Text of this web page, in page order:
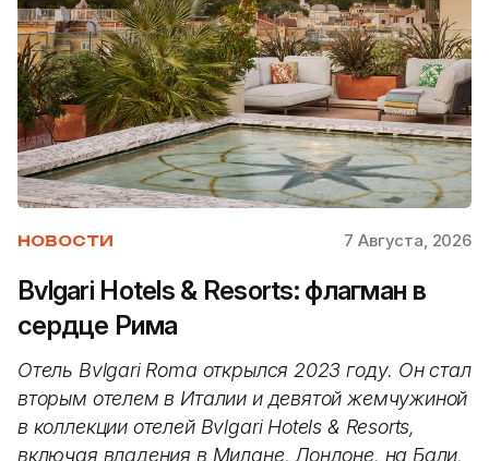
НОВОСТИ 7 Августа, 2026
Bvlgari Hotels & Resorts: флагман в
сердце Рима
Отель Bvlgari Roma открылся 2023 году. Он стал
вторым отелем в Италии и девятой жемчужиной
в коллекции отелей Bvlgari Hotels & Resorts,
включая владения в Милане, Лондоне, на Бали,